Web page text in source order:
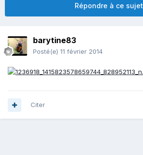
Répondre à ce sujet
barytine83
Posté(e) 11 février 2014
Citer